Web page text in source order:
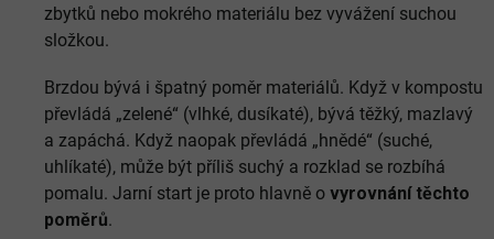
zbytků nebo mokrého materiálu bez vyvážení suchou
složkou.
Brzdou bývá i špatný poměr materiálů. Když v kompostu
převládá „zelené“ (vlhké, dusíkaté), bývá těžký, mazlavý
a zapáchá. Když naopak převládá „hnědé“ (suché,
uhlíkaté), může být příliš suchý a rozklad se rozbíhá
pomalu. Jarní start je proto hlavně o vyrovnání těchto
poměrů.